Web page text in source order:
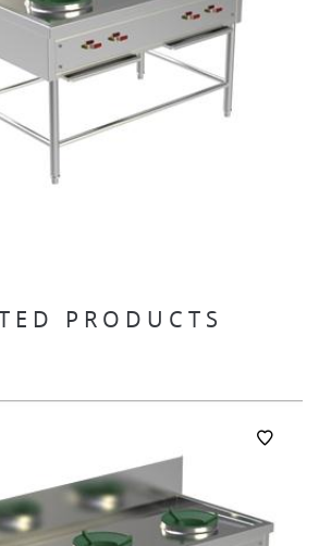
PRODUCTS